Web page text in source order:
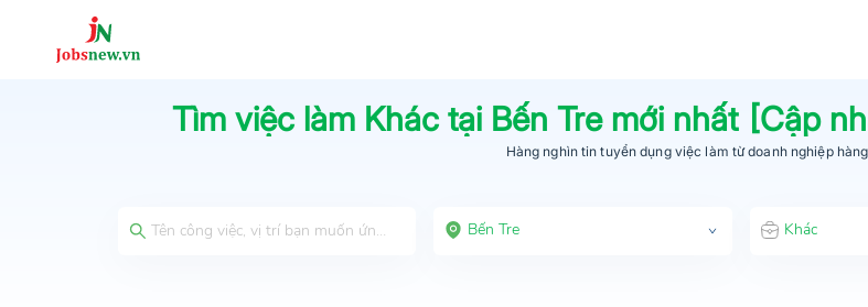
Tìm việc làm Kháctại Bến Tremới nhất [Cập
Hàng nghìn tin tuyển dụng việc làm từdoanh nghiệp
Bến Tre Khác